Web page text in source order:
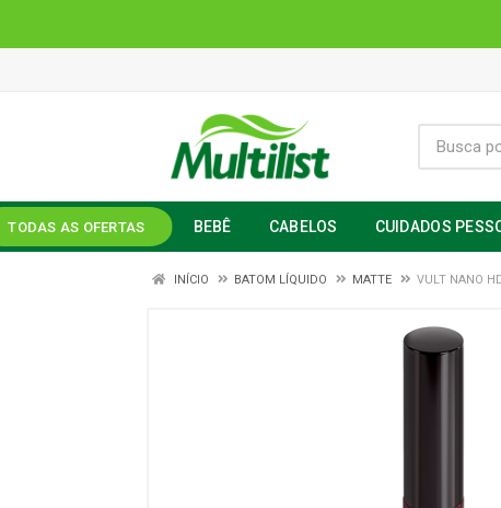
TODAS AS OFERTAS BEBÊ CABELOS CUIDADOS
INÍCIO BATOM LÍQUIDO MATTE VULT NANO